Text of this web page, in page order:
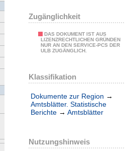
Zugänglichkeit
DAS DOKUMENT IST AUS
LIZENZRECHTLICHEN GRÜNDEN
NUR AN DEN SERVICE-PCS DER
ULB ZUGÄNGLICH.
Klassifikation
Dokumente zur Region →
Amtsblätter. Statistische
Berichte → Amtsblätter
Nutzungshinweis